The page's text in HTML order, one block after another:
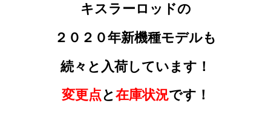
キスラーロッドの
２０２０年新機種モデルも
続々と入荷しています！
変更点と在庫状況です！